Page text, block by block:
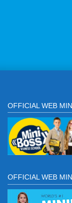
OFFICIAL WEB
OFFICIAL WEB